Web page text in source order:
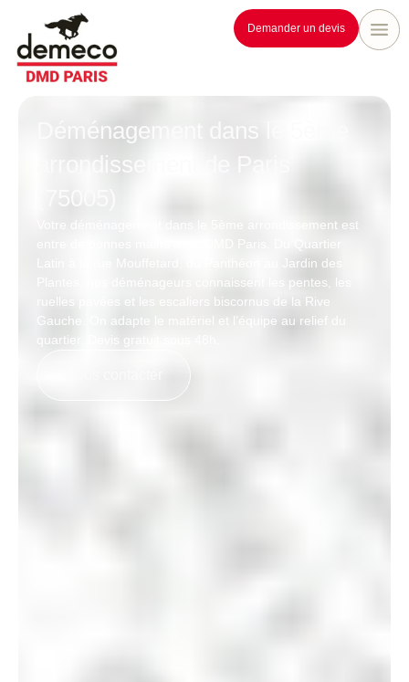
Demander un devis
Déménagement dans le 5ème
arrondissement de Paris
(75005)​
Votre déménagement dans le 5ème arrondissement est
entre de bonnes mains avec DMD Paris. Du Quartier
Latin à la rue Mouffetard, du Panthéon au Jardin des
Plantes, nos déménageurs connaissent les pentes, les
ruelles pavées et les escaliers biscornus de la Rive
Gauche. On adapte le matériel et l’équipe au relief du
quartier. Devis gratuit sous 48h.